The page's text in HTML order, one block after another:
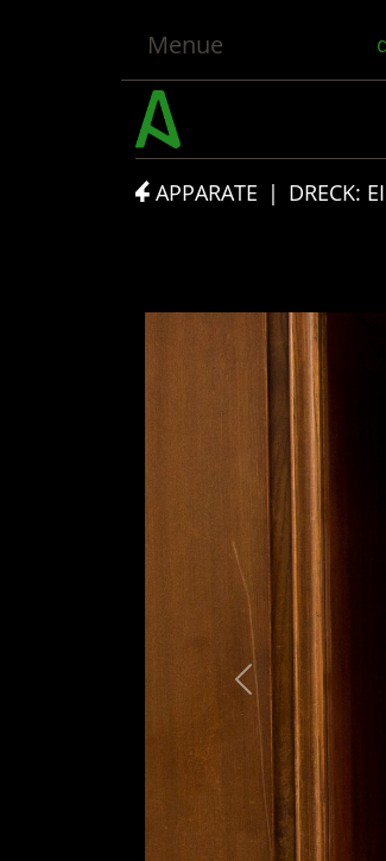
Menue
APPARATE DRECK:
zurück